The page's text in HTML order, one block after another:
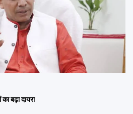
बढ़ा दायरा